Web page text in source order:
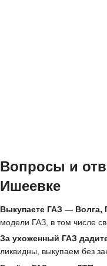
Вопросы и
Ишеевке
Выкупаете ГАЗ — Волга,
модели ГАЗ, в том числе
За ухоженный ГАЗ
ликвидны, выкупаем без